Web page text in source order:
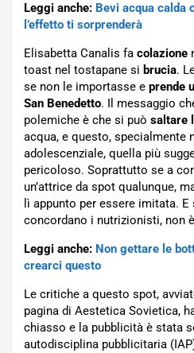
Leggi anche: Bevi acqua calda
l’effetto ti sorprenderà
Elisabetta Canalis fa colazione
toast nel tostapane si brucia.
se non le importasse e prende
San Benedetto. Il messaggio
polemiche è che si può saltare
acqua, e questo, specialmente
adolescenziale, quella più
pericoloso. Soprattutto se a
un’attrice da spot qualunque,
lì appunto per essere imitata.
concordano i nutrizionisti, non
Leggi anche: Non gettare le
crearci questo
Le critiche a questo spot,
pagina di Aestetica Sovietica,
chiasso e la pubblicità è stata
autodisciplina pubblicitaria